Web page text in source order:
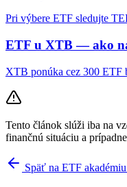
Pri výbere ETF sledujte
ETF u XTB — ako
XTB ponúka cez 300 ETF
Tento článok slúži iba na
finančnú situáciu a
Späť na ETF akadémiu